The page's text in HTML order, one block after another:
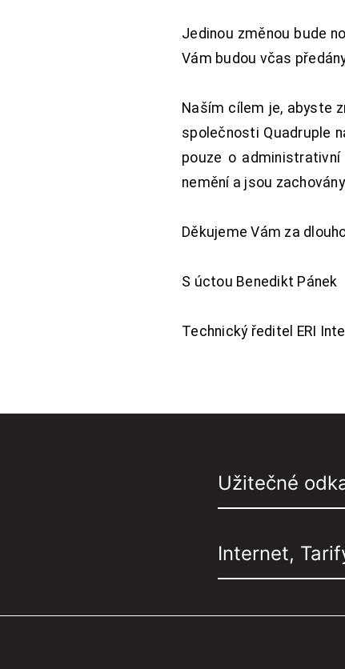
Jedinou změnou bude
Vám budou včas
Naším cílem je, abyste
společnosti Quadruple
pouze o
nemění a jsou
Děkujeme Vám za
S úctou Benedikt Pánek
Technický ředitel ERI
Užitečné
Internet,